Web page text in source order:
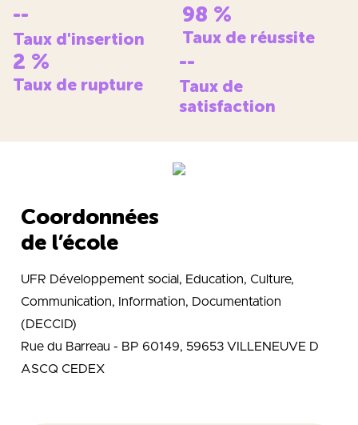
--
Taux d'insertion
98 %
Taux de réussite
2 %
Taux de rupture
--
Taux de
satisfaction
Coordonnées
de l’école
UFR Développement social, Education, Culture,
Communication, Information, Documentation
(DECCID)
Rue du Barreau - BP 60149, 59653 VILLENEUVE D
ASCQ CEDEX